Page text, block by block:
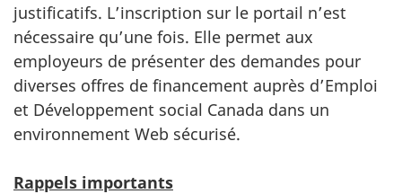
justificatifs. L’inscription sur le portail n’est
nécessaire qu’une fois. Elle permet aux
employeurs de présenter des demandes pour
diverses offres de financement auprès d’Emploi
et Développement social Canada dans un
environnement Web sécurisé.
Rappels importants